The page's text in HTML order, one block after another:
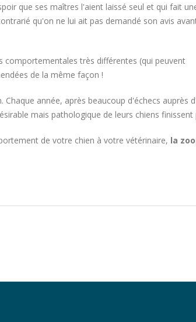
que ses maîtres l'aient laissé seul et qui fait
qu'on ne lui ait pas demandé son avis
comportementales très différentes (qui peuvent
de la même façon !
année, après beaucoup d'échecs
mais pathologique de leurs chiens finissent
de votre chien à votre vétérinaire, la